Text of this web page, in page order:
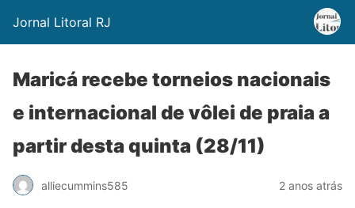
Jornal Litoral RJ
Maricá recebe torneios nacionais
e internacional de vôlei de praia a
partir desta quinta (28/11)
alliecummins585 2 anos atrás